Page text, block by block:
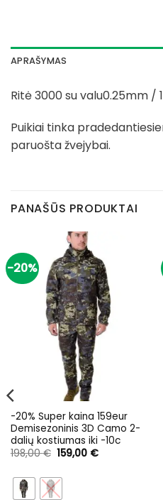
APRAŠYMAS
Ritė 3000 su valu0.25mm /
Puikiai tinka
paruošta žvejybai.
PANAŠŪS PRODUKTAI
-20%
-20% Super kaina 159eur
Demisezoninis 3D Camo 2-
dalių kostiumas iki -10c
198,00€ Original
price
198,00 €.
159,00 €Current